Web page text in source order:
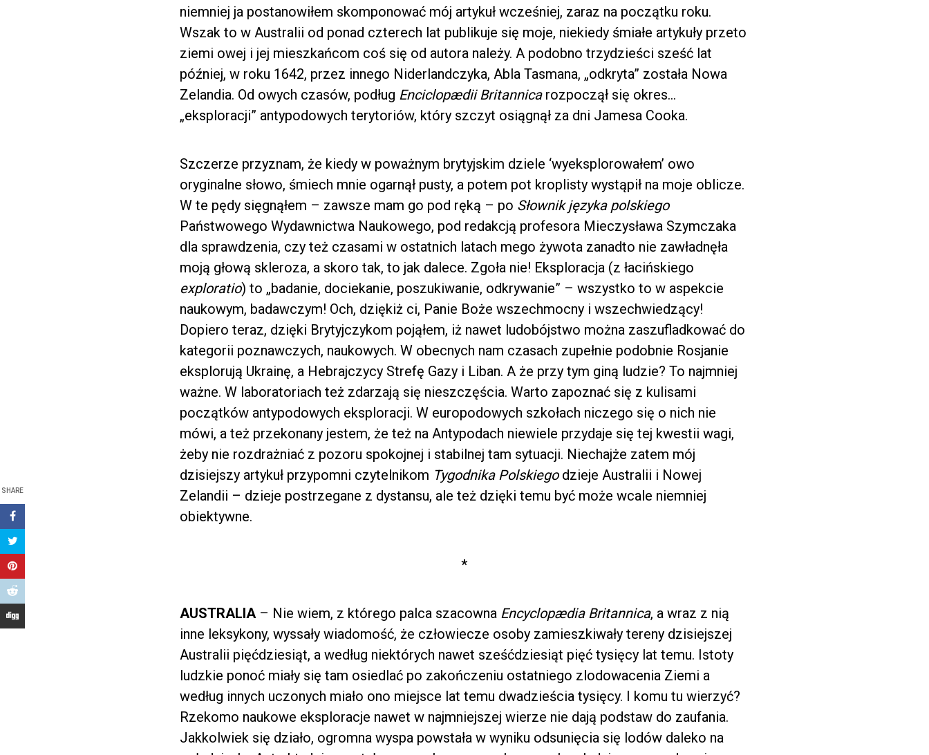
SHARE
niemniej ja postanowiłem skomponować mój artykuł wcześniej, zaraz na początku roku.
Wszak to w Australii od ponad czterech lat publikuje się moje, niekiedy śmiałe artykuły przeto
ziemi owej i jej mieszkańcom coś się od autora należy. A podobno trzydzieści sześć lat
później, w roku 1642, przez innego Niderlandczyka, Abla Tasmana, „odkryta” została Nowa
Zelandia. Od owych czasów, podług Enciclopædii Britannicarozpoczął się okres…
„eksploracji” antypodowych terytoriów, który szczyt osiągnął za dni Jamesa Cooka.
Szczerze przyznam, że kiedy w poważnym brytyjskim dziele ‘wyeksplorowałem’ owo
oryginalne słowo, śmiech mnie ogarnął pusty, a potem pot kroplisty wystąpił na moje oblicze.
W te pędy sięgnąłem – zawsze mam go pod ręką – po Słownik języka polskiego
Państwowego Wydawnictwa Naukowego, pod redakcją profesora Mieczysława Szymczaka
dla sprawdzenia, czy też czasami w ostatnich latach mego żywota zanadto nie zawładnęła
moją głową skleroza, a skoro tak, to jak dalece. Zgoła nie! Eksploracja (z łacińskiego
exploratio) to „badanie, dociekanie, poszukiwanie, odkrywanie” – wszystko to w aspekcie
naukowym, badawczym! Och, dziękiż ci, Panie Boże wszechmocny i wszechwiedzący!
Dopiero teraz, dzięki Brytyjczykom pojąłem, iż nawet ludobójstwo można zaszufladkować do
kategorii poznawczych, naukowych. W obecnych nam czasach zupełnie podobnie Rosjanie
eksplorują Ukrainę, a Hebrajczycy Strefę Gazy i Liban. A że przy tym giną ludzie? To najmniej
ważne. W laboratoriach też zdarzają się nieszczęścia. Warto zapoznać się z kulisami
początków antypodowych eksploracji. W europodowych szkołach niczego się o nich nie
mówi, a też przekonany jestem, że też na Antypodach niewiele przydaje się tej kwestii wagi,
żeby nie rozdrażniać z pozoru spokojnej i stabilnej tam sytuacji. Niechajże zatem mój
dzisiejszy artykuł przypomni czytelnikom Tygodnika Polskiegodzieje Australii i Nowej
Zelandii – dzieje postrzegane z dystansu, ale też dzięki temu być może wcale niemniej
obiektywne.
*
AUSTRALIA– Nie wiem, z którego palca szacowna Encyclopædia Britannica, a wraz z nią
inne leksykony, wyssały wiadomość, że człowiecze osoby zamieszkiwały tereny dzisiejszej
Australii pięćdziesiąt, a według niektórych nawet sześćdziesiąt pięć tysięcy lat temu. Istoty
ludzkie ponoć miały się tam osiedlać po zakończeniu ostatniego zlodowacenia Ziemi a
według innych uczonych miało ono miejsce lat temu dwadzieścia tysięcy. I komu tu wierzyć?
Rzekomo naukowe eksploracje nawet w najmniejszej wierze nie dają podstaw do zaufania.
Jakkolwiek się działo, ogromna wyspa powstała w wyniku odsunięcia się lodów daleko na